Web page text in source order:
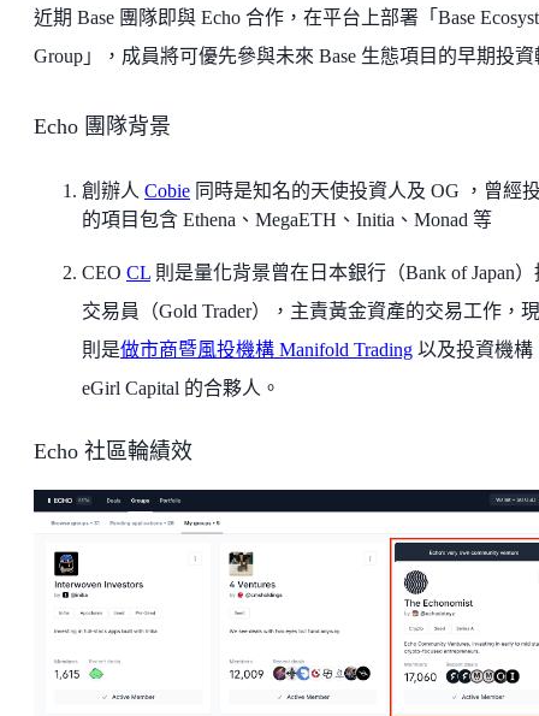
近期 Base 團隊即與 Echo 合作，在平台上部署「Base
Group」，成員將可優先參與未來 Base 生態項目的早期投資
Echo 團隊背景
創辦人 Cobie 同時是知名的天使投資人及 OG ，曾經
的項目包含 Ethena、MegaETH、Initia、Monad 等
CEO CL 則是量化背景曾在日本銀行（Bank of Japan
交易員（Gold Trader），主責黃金資產的交易工作，
則是做市商暨風投機構 Manifold Trading 以及投資機構
eGirl Capital 的合夥人。
Echo 社區輪績效